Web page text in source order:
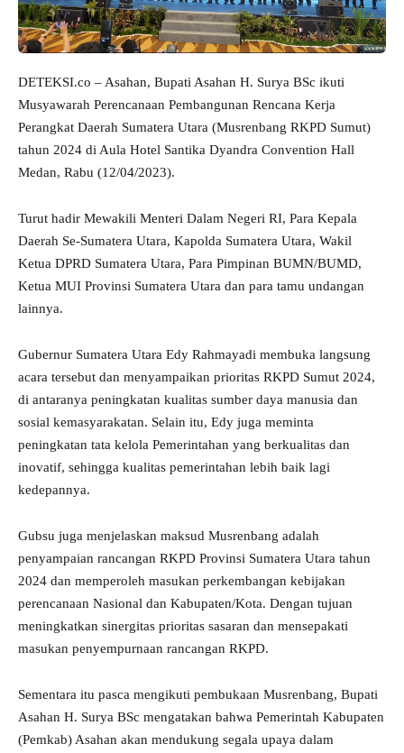
DETEKSI.co – Asahan, Bupati Asahan H. Surya BSc ikuti
Musyawarah Perencanaan Pembangunan Rencana Kerja
Perangkat Daerah Sumatera Utara (Musrenbang RKPD Sumut)
tahun 2024 di Aula Hotel Santika Dyandra Convention Hall
Medan, Rabu (12/04/2023).
Turut hadir Mewakili Menteri Dalam Negeri RI, Para Kepala
Daerah Se-Sumatera Utara, Kapolda Sumatera Utara, Wakil
Ketua DPRD Sumatera Utara, Para Pimpinan BUMN/BUMD,
Ketua MUI Provinsi Sumatera Utara dan para tamu undangan
lainnya.
Gubernur Sumatera Utara Edy Rahmayadi membuka langsung
acara tersebut dan menyampaikan prioritas RKPD Sumut 2024,
di antaranya peningkatan kualitas sumber daya manusia dan
sosial kemasyarakatan. Selain itu, Edy juga meminta
peningkatan tata kelola Pemerintahan yang berkualitas dan
inovatif, sehingga kualitas pemerintahan lebih baik lagi
kedepannya.
Gubsu juga menjelaskan maksud Musrenbang adalah
penyampaian rancangan RKPD Provinsi Sumatera Utara tahun
2024 dan memperoleh masukan perkembangan kebijakan
perencanaan Nasional dan Kabupaten/Kota. Dengan tujuan
meningkatkan sinergitas prioritas sasaran dan mensepakati
masukan penyempurnaan rancangan RKPD.
Sementara itu pasca mengikuti pembukaan Musrenbang, Bupati
Asahan H. Surya BSc mengatakan bahwa Pemerintah Kabupaten
(Pemkab) Asahan akan mendukung segala upaya dalam